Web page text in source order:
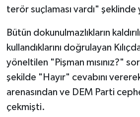
terör suçlaması vardı" şeklinde
Bütün dokunulmazlıkların
kullandıklarını doğrulayan
yöneltilen "Pişman mısınız?"
şekilde "Hayır" cevabını
arenasından ve DEM Parti
çekmişti.